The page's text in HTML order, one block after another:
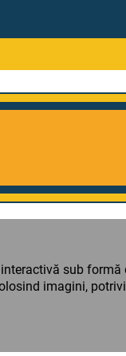
interactivă sub
imagini,